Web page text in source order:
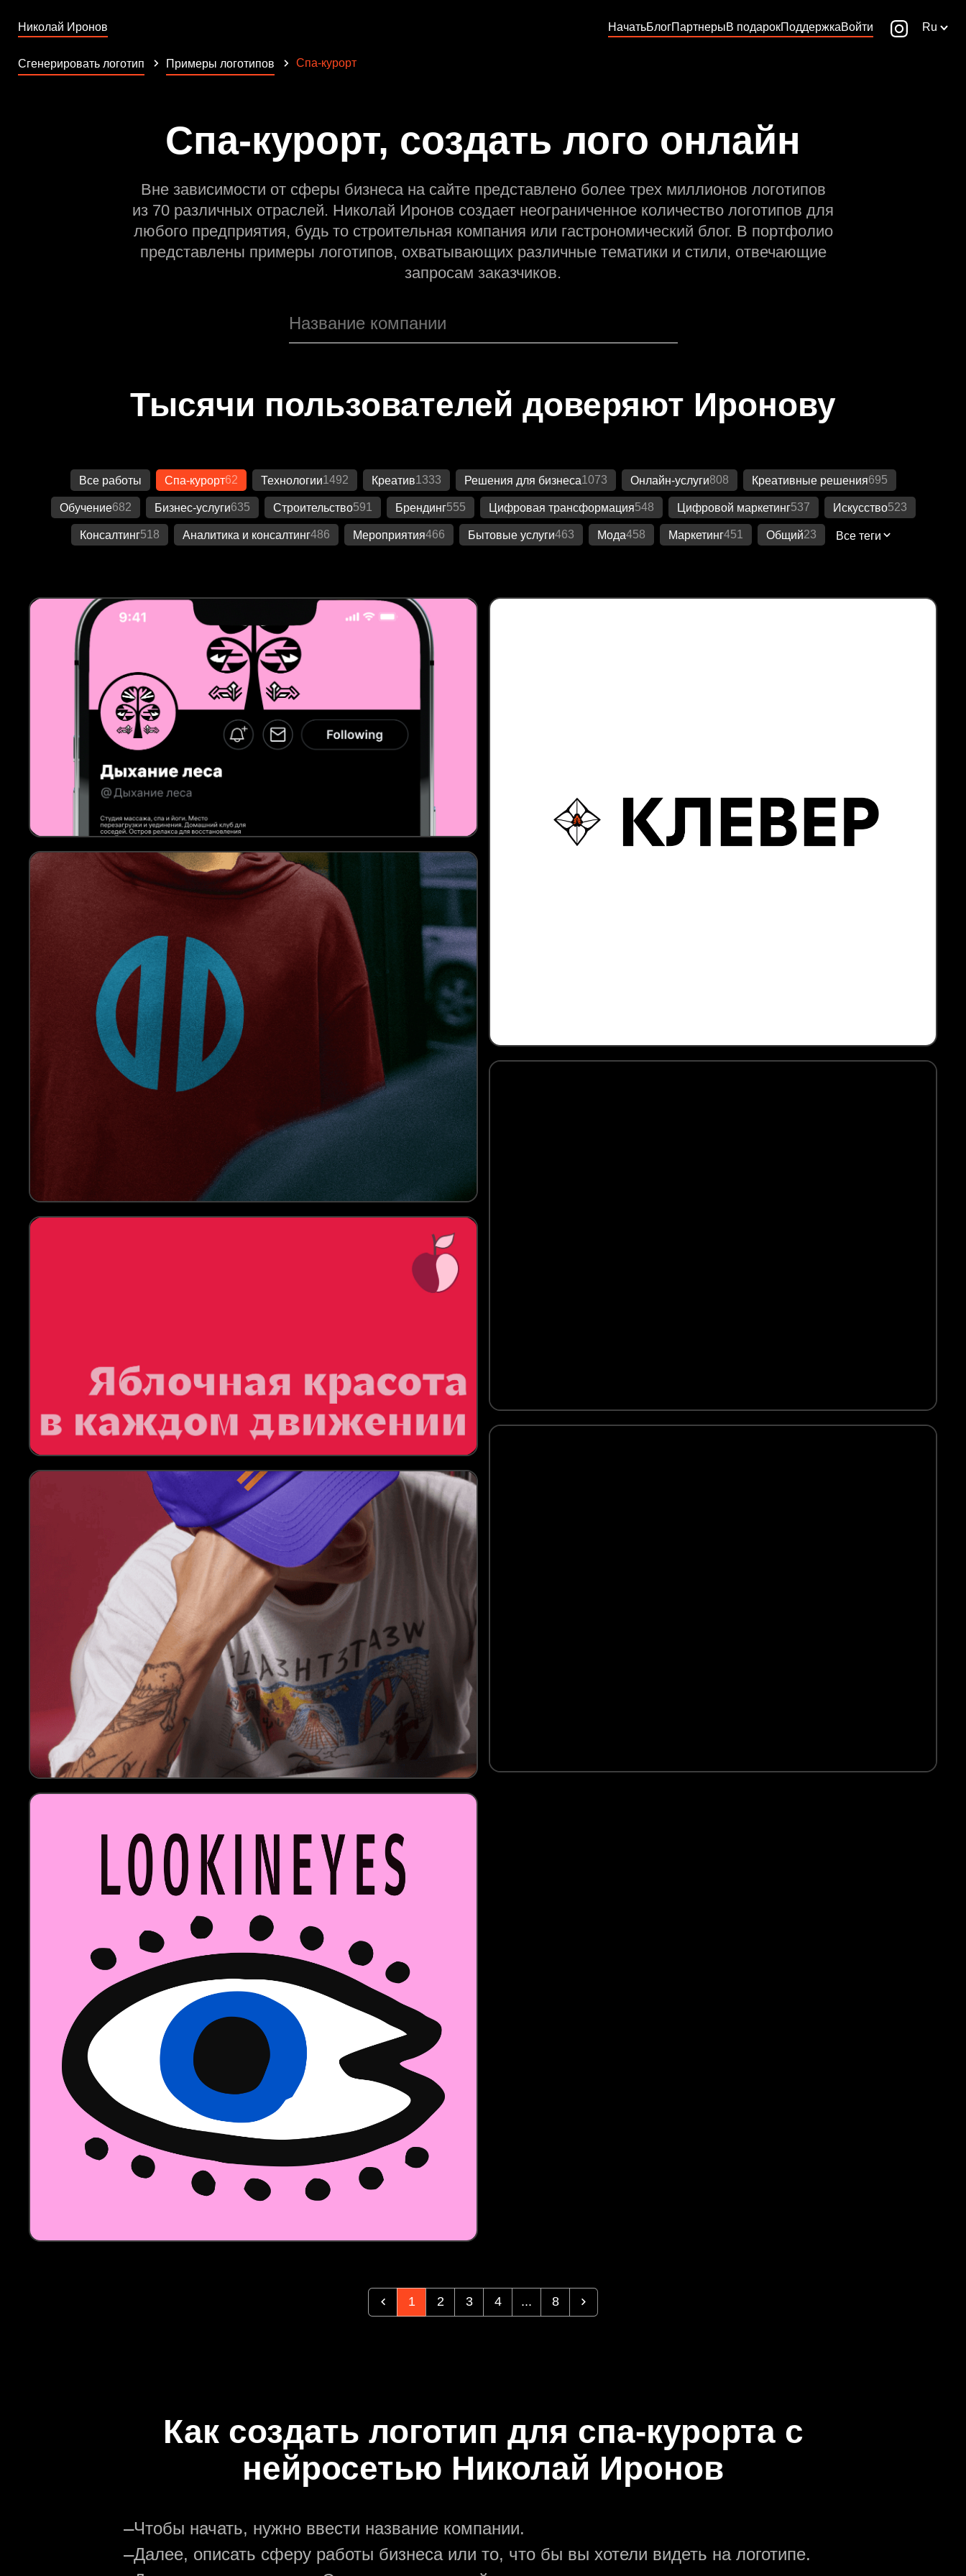
Николай Иронов НачатьБлогПартнерыВ подарокПоддержкаВойти Ru
Сгенерировать логотип Примеры логотипов Спа-курорт
Спа-курорт, создать лого онлайн
Вне зависимости от сферы бизнеса на сайте представлено более трех миллионов логотипов
из 70 различных отраслей. Николай Иронов создает неограниченное количество логотипов для
любого предприятия, будь то строительная компания или гастрономический блог. В портфолио
представлены примеры логотипов, охватывающих различные тематики и стили, отвечающие
запросам заказчиков.
Тысячи пользователей доверяют Иронову
Все работы Спа-курорт62 Технологии1492 Креатив1333 Решения для бизнеса1073 Онлайн-услуги808 Креативные решения695
Обучение682 Бизнес-услуги635 Строительство591 Брендинг555 Цифровая трансформация548 Цифровой маркетинг537 Искусство523
Консалтинг518 Аналитика и консалтинг486 Мероприятия466 Бытовые услуги463 Мода458 Маркетинг451 Общий23 Все теги
1 2 3 4 ... 8
Как создать логотип для спа-курорта с
нейросетью Николай Иронов
—Чтобы начать, нужно ввести название компании.
—Далее, описать сферу работы бизнеса или то, что бы вы хотели видеть на логотипе.